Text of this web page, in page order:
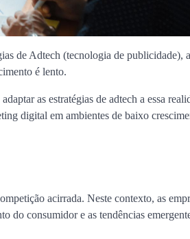
de Adtech (tecnologia de publicidade),
é lento.
as estratégias de adtech a essa
digital em ambientes de baixo
acirrada. Neste contexto, as
do consumidor e as tendências